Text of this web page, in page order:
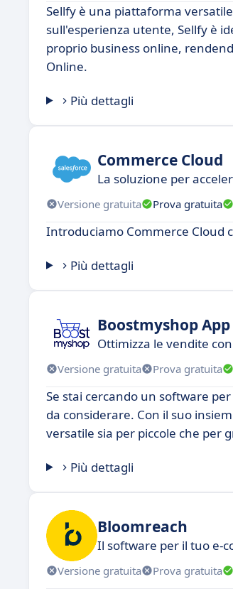
Sellfy è una piattaforma
sull'esperienza utente, Sellfy è
proprio business online,
Online.
Più dettagli
Commerce Cloud
La soluzione per
Versione gratuita Prova gratuita
Introduciamo Commerce Cloud
Più dettagli
Boostmyshop App
Ottimizza le vendite
Versione gratuita Prova gratuita
Se stai cercando un software
da considerare. Con il suo
versatile sia per piccole che per
Più dettagli
Bloomreach
Il software per il tuo e-
Versione gratuita Prova gratuita